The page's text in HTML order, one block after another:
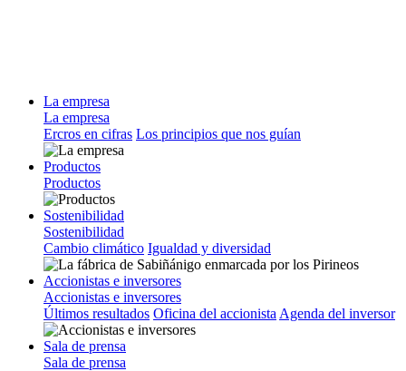
La empresa
La empresa
Ercros en cifras Los principios que nos guían
Productos
Productos
Sostenibilidad
Sostenibilidad
Cambio climático Igualdad y diversidad
Accionistas e inversores
Accionistas e inversores
Últimos resultados Oficina del accionista Agenda del inversor
Sala de prensa
Sala de prensa